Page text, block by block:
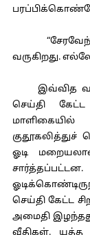
வருகிறது.
இவ்வித
செய்தி
மாளிகையில்
ஓடி
செய்தி கேட்ட
அமைதி